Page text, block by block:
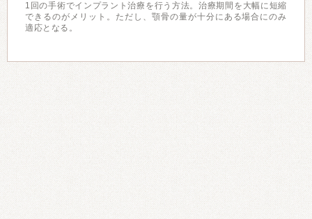
1回の手術でインプラント治療を行う方法。治療期間を大幅に短縮
できるのがメリット。ただし、顎骨の量が十分にある場合にのみ
適応となる。